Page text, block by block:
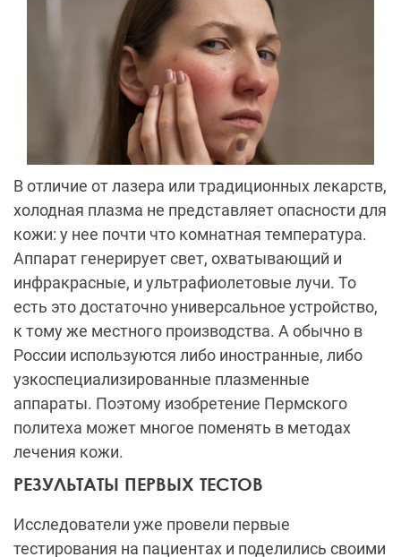
В отличие от лазера или традиционных лекарств,
холодная плазма не представляет опасности для
кожи: у нее почти что комнатная температура.
Аппарат генерирует свет, охватывающий и
инфракрасные, и ультрафиолетовые лучи. То
есть это достаточно универсальное устройство,
к тому же местного производства. А обычно в
России используются либо иностранные, либо
узкоспециализированные плазменные
аппараты. Поэтому изобретение Пермского
политеха может многое поменять в методах
лечения кожи.
РЕЗУЛЬТАТЫ ПЕРВЫХ ТЕСТОВ
Исследователи уже провели первые
тестирования на пациентах и поделились своими